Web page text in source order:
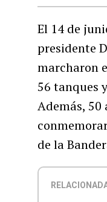
El 14 de
presidente
marcharon
56 tanques
Además, 50
de la